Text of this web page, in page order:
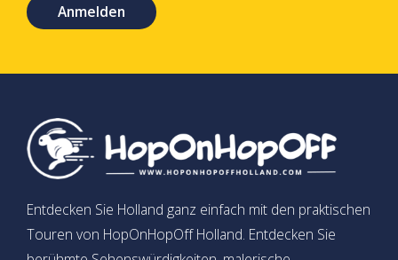
Anmelden
Entdecken Sie Holland ganz einfach mit den praktischen
Touren von HopOnHopOff Holland. Entdecken Sie